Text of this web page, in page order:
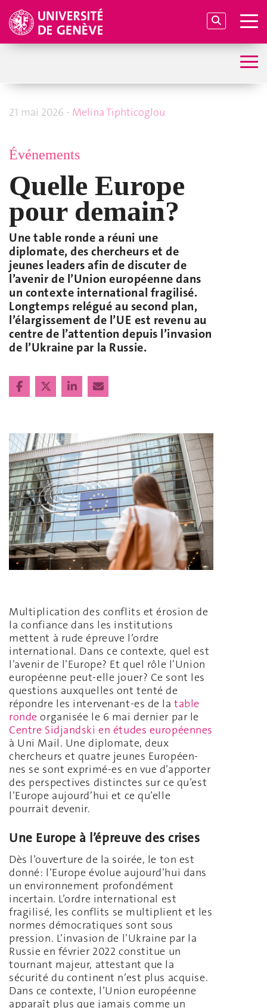
21 mai 2026 - Melina Tiphticoglou
Événements
Quelle Europe
pour demain?
Une table ronde a réuni une
diplomate, des chercheurs et de
jeunes leaders afin de discuter de
l’avenir de l’Union européenne dans
un contexte international fragilisé.
Longtemps relégué au second plan,
l’élargissement de l’UE est revenu au
centre de l’attention depuis l’invasion
de l’Ukraine par la Russie.
Multiplication des conflits et érosion de
la confiance dans les institutions
mettent à rude épreuve l’ordre
international. Dans ce contexte, quel est
l’avenir de l’Europe? Et quel rôle l’Union
européenne peut-elle jouer? Ce sont les
questions auxquelles ont tenté de
répondre les intervenant-es de latable
ronde organisée le 6 mai dernier par le
Centre Sidjandski en études européennes
à Uni Mail. Une diplomate, deux
chercheurs et quatre jeunes Européen-
nes se sont exprimé-es en vue d’apporter
des perspectives distinctes sur ce qu’est
l’Europe aujourd’hui et ce qu’elle
pourrait devenir.
Une Europe à l’épreuve des crises
Dès l’ouverture de la soirée, le ton est
donné: l’Europe évolue aujourd’hui dans
un environnement profondément
incertain. L’ordre international est
fragilisé, les conflits se multiplient et les
normes démocratiques sont sous
pression. L’invasion de l’Ukraine par la
Russie en février 2022 constitue un
tournant majeur, attestant que la
sécurité du continent n’est plus acquise.
Dans ce contexte, l’Union européenne
apparaît plus que jamais comme un